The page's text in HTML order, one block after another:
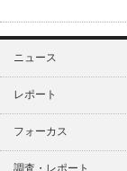
ニュース
レポート
フォーカス
調査・レポート